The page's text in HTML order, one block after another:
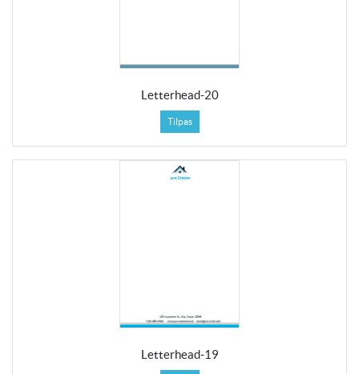
Letterhead-20
Tilpas
Letterhead-19